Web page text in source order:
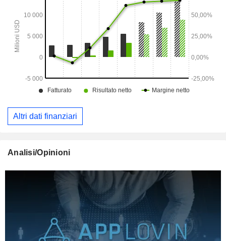
Altri dati finanziari
Analisi/Opinioni